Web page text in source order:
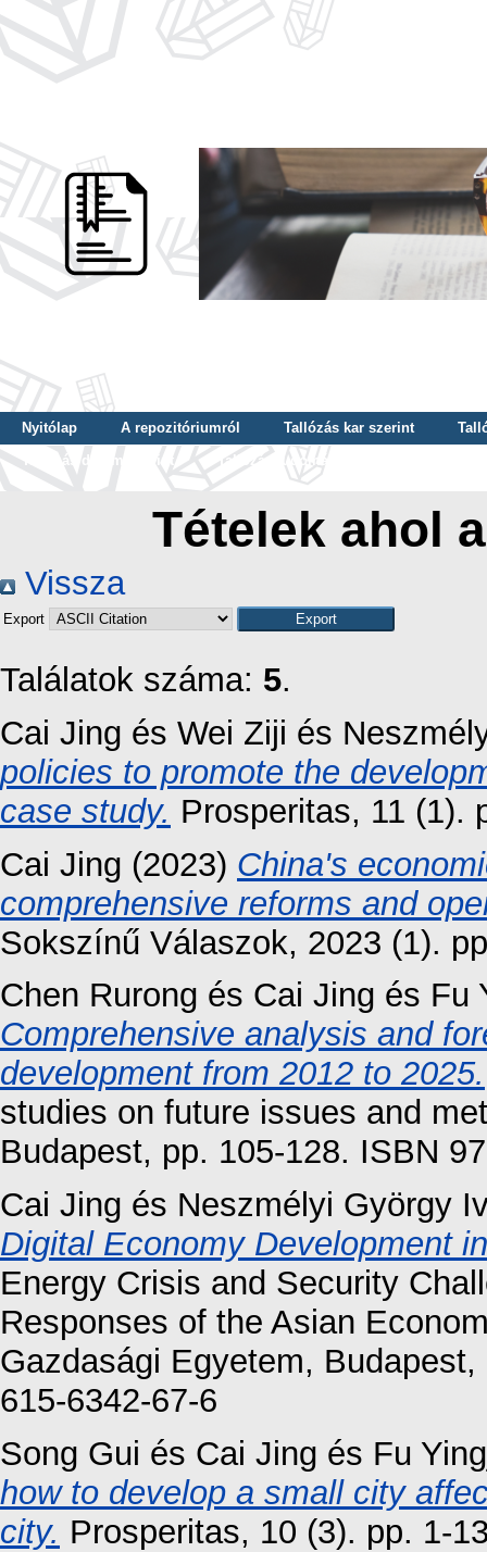
Nyitólap A repozitóriumról Tallózás kar szerint
Tallózás dátum szerint
Tallózás tudományterület szerint
Tételek ahol
Vissza
Export
Találatok száma: 5.
Cai Jing és Wei Ziji és
policies to promote the
case study. Prosperitas, 11 (1).
Cai Jing (2023) China's
comprehensive reforms and
Sokszínű Válaszok, 2023 (1).
Chen Rurong és Cai Jing és Fu
Comprehensive analysis and
development from 2012 to 2025.
studies on future issues and
Budapest, pp. 105-128. ISBN
Cai Jing és Neszmélyi György
Digital Economy Development
Energy Crisis and Security
Responses of the Asian
Gazdasági Egyetem,
615-6342-67-6
Song Gui és Cai Jing és Fu
how to develop a small city
city. Prosperitas, 10 (3). pp. 1-